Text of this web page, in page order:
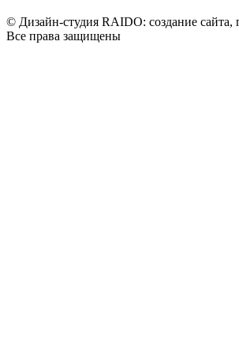
© Дизайн-студия RAIDO: создание
Все права защищены